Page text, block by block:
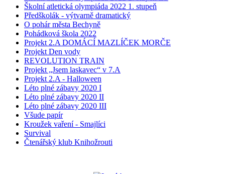
Školní atletická olympiáda 2022 1. stupeň
Předškolák - výtvarně dramatický
O pohár města Bechyně
Pohádková škola 2022
Projekt 2.A DOMÁCÍ MAZLÍČEK MORČE
Projekt Den vody
REVOLUTION TRAIN
Projekt „Jsem laskavec“ v 7.A
Projekt 2.A - Halloween
Léto plné zábavy 2020 I
Léto plné zábavy 2020 II
Léto plné zábavy 2020 III
Všude papír
Kroužek vaření - Smajlíci
Survival
Čtenářský klub Knihožrouti